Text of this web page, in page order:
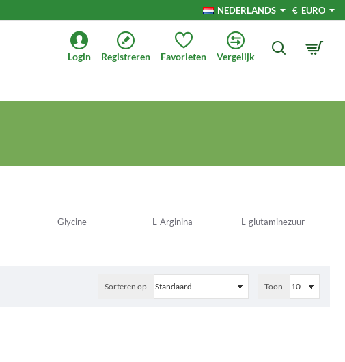
NEDERLANDS € EURO
Login Registreren Favorieten Vergelijk
Glycine L-Arginina L-glutaminezuur
Sorteren op Toon